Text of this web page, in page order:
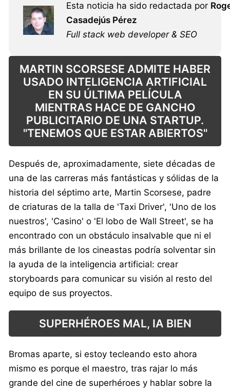
Esta noticia ha sido redactada por
Casadejús Pérez
Full stack web developer & SEO
MARTIN SCORSESE ADMITE HABER
USADO INTELIGENCIA ARTIFICIAL
EN SU ÚLTIMA PELÍCULA
MIENTRAS HACE DE GANCHO
PUBLICITARIO DE UNA STARTUP.
"TENEMOS QUE ESTAR ABIERTOS"
Después de, aproximadamente, siete décadas de
una de las carreras más fantásticas y sólidas de la
historia del séptimo arte, Martin Scorsese, padre
de criaturas de la talla de 'Taxi Driver', 'Uno de los
nuestros', 'Casino' o 'El lobo de Wall Street', se ha
encontrado con un obstáculo insalvable que ni el
más brillante de los cineastas podría solventar sin
la ayuda de la inteligencia artificial: crear
storyboards para comunicar su visión al resto del
equipo de sus proyectos.
SUPERHÉROES MAL, IA BIEN
Bromas aparte, si estoy tecleando esto ahora
mismo es porque el maestro, tras rajar lo más
grande del cine de superhéroes y hablar sobre la